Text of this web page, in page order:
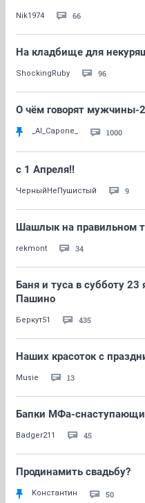
Nik1974 66
На кладбище для
ShockingRuby 96
О чём говорят мужчины-2
_Al_Capone_ 1000
с 1 Апреля!!
ЧерныйНеПушистый 9
Шашлык на правильном
rekmont 34
Баня и туса в субботу 23
Пашино
Беркут51 435
Наших красоток с
Musie 13
Бапки МФа-
Badger211 45
Продинамить свадьбу?
Kонстантин 50